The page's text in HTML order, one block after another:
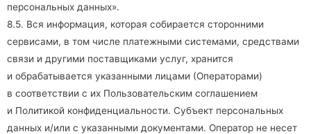
персональных данных».
8.5. Вся информация, которая собирается сторонними
сервисами, в том числе платежными системами, средствами
связи и другими поставщиками услуг, хранится
и обрабатывается указанными лицами (Операторами)
в соответствии с их Пользовательским соглашением
и Политикой конфиденциальности. Субъект персональных
данных и/или с указанными документами. Оператор не несет